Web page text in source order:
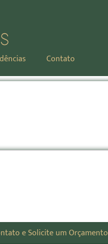
Contato
e Solicite um Orçamento